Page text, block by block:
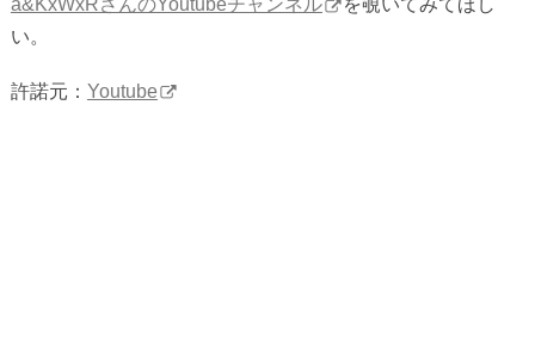
a&KxWxRさんのYoutubeチャンネル
を覗いてみてほし
い。
許諾元： Youtube